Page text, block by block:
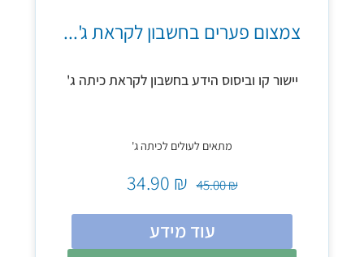
צמצום פערים בחשבון לקראת ג'...
יישור קו וביסוס הידע בחשבון לקראת כיתה ג'
מתאים לעולים לכיתה ג'
₪
45.00
₪
עוד מידע